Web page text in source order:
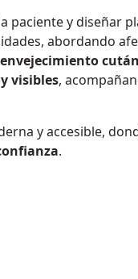
paciente y diseñar
abordando
visibles,
y accesible,
.